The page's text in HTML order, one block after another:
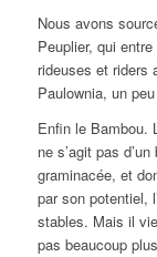
Nous avons
Peuplier, qui
rideuses et riders
Paulownia, un
Enfin le Bambou.
ne s’agit pas
graminacée, et
par son potentiel,
stables. Mais il
pas beaucoup